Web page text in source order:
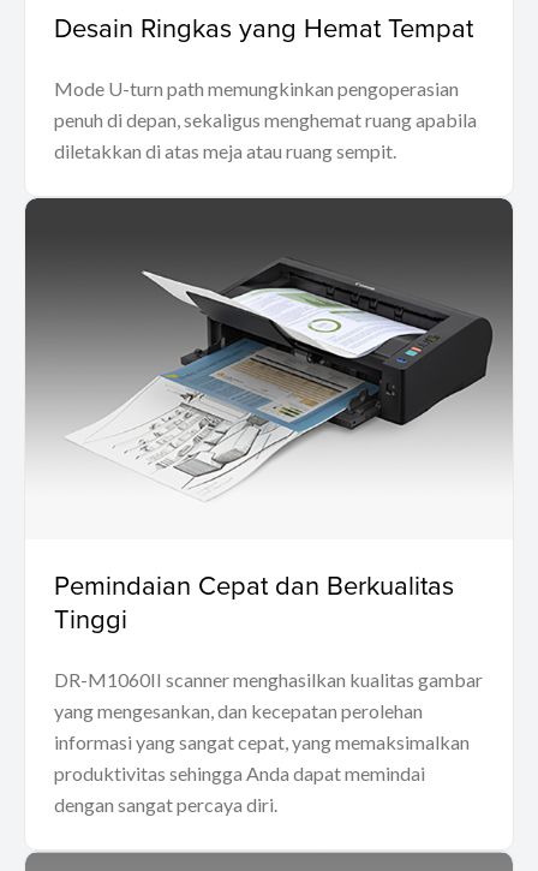
Desain Ringkas yang Hemat Tempat
Mode U-turn path memungkinkan pengoperasian
penuh di depan, sekaligus menghemat ruang apabila
diletakkan di atas meja atau ruang sempit.
Pemindaian Cepat dan Berkualitas
Tinggi
DR-M1060II scanner menghasilkan kualitas gambar
yang mengesankan, dan kecepatan perolehan
informasi yang sangat cepat, yang memaksimalkan
produktivitas sehingga Anda dapat memindai
dengan sangat percaya diri.